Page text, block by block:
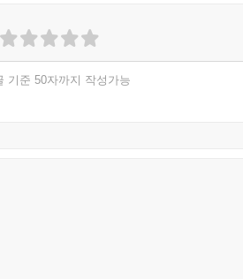
기준 50자까지 작성가능